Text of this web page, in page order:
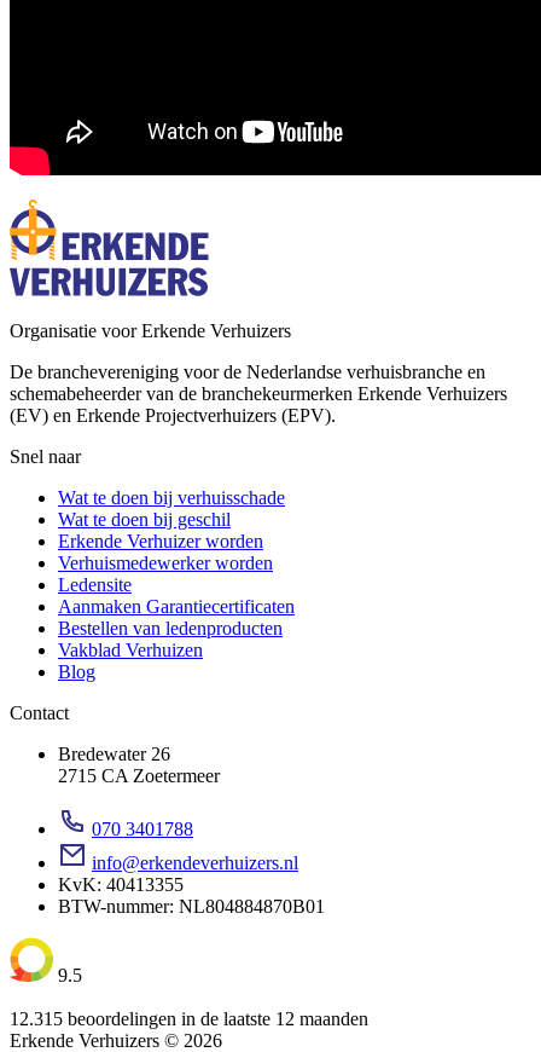
Organisatie voor Erkende Verhuizers
De branchevereniging voor de Nederlandse verhuisbranche en
schemabeheerder van de branchekeurmerken Erkende Verhuizers
(EV) en Erkende Projectverhuizers (EPV).
Snel naar
Wat te doen bij verhuisschade
Wat te doen bij geschil
Erkende Verhuizer worden
Verhuismedewerker worden
Ledensite
Aanmaken Garantiecertificaten
Bestellen van ledenproducten
Vakblad Verhuizen
Blog
Contact
Bredewater 26
2715 CA Zoetermeer
070 3401788
info@erkendeverhuizers.nl
KvK: 40413355
BTW-nummer: NL804884870B01
9.5
12.315 beoordelingen in de laatste 12 maanden
Erkende Verhuizers © 2026